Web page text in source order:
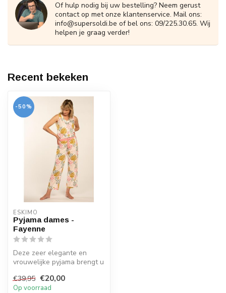
Of hulp nodig bij uw bestelling? Neem gerust
contact op met onze klantenservice. Mail ons:
info@supersoldi.be of bel ons: 09/225.30.65. Wij
helpen je graag verder!
Recent bekeken
-50%
ESKIMO
Pyjama dames -
Fayenne
Deze zeer elegante en
vrouwelijke pyjama brengt u
dankzi...
€39,95 €20,00
Op voorraad